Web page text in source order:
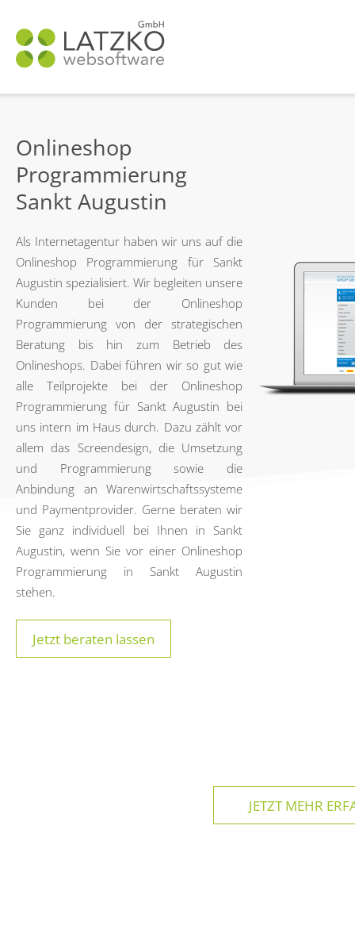
Onlineshop
Programmierung
Sankt Augustin
Als Internetagentur haben wir uns auf die
Onlineshop Programmierung für Sankt
Augustin spezialisiert. Wir begleiten unsere
Kunden bei der Onlineshop
Programmierung von der strategischen
Beratung bis hin zum Betrieb des
Onlineshops. Dabei führen wir so gut wie
alle Teilprojekte bei der Onlineshop
Programmierung für Sankt Augustin bei
uns intern im Haus durch. Dazu zählt vor
allem das Screendesign, die Umsetzung
und Programmierung sowie die
Anbindung an Warenwirtschaftssysteme
und Paymentprovider. Gerne beraten wir
Sie ganz individuell bei Ihnen in Sankt
Augustin, wenn Sie vor einer Onlineshop
Programmierung in Sankt Augustin
stehen.
Jetzt beraten lassen
JETZT MEHR